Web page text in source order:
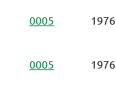
0005
1976
0005
1976